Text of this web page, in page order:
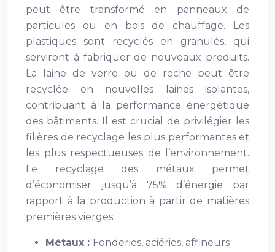
peut être transformé en panneaux de
particules ou en bois de chauffage. Les
plastiques sont recyclés en granulés, qui
serviront à fabriquer de nouveaux produits.
La laine de verre ou de roche peut être
recyclée en nouvelles laines isolantes,
contribuant à la performance énergétique
des bâtiments. Il est crucial de privilégier les
filières de recyclage les plus performantes et
les plus respectueuses de l’environnement.
Le recyclage des métaux permet
d’économiser jusqu’à 75% d’énergie par
rapport à la production à partir de matières
premières vierges.
Métaux : Fonderies, aciéries, affineurs